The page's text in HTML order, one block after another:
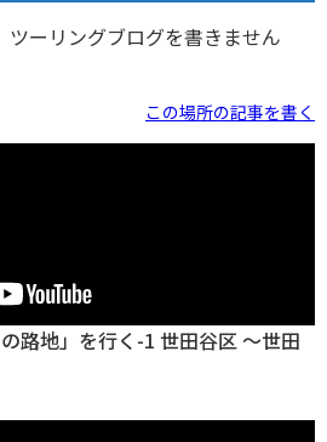
ーリングブログを書きません
この場所の記事を書く
路地」を行く-1 世田谷区 〜世田